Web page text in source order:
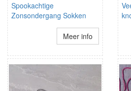
Spookachtige
Zonsondergang Sokken
Meer info